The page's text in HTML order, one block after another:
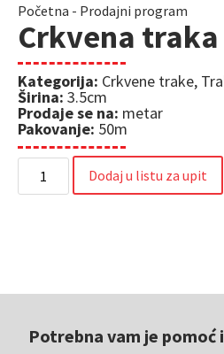
Početna - Prodajni program
Crkvena traka
Kategorija: Crkvene trake,
Širina: 3.5cm
Prodaje se na: metar
Pakovanje: 50m
Dodaj u listu za upit
Potrebna vam je pomoć